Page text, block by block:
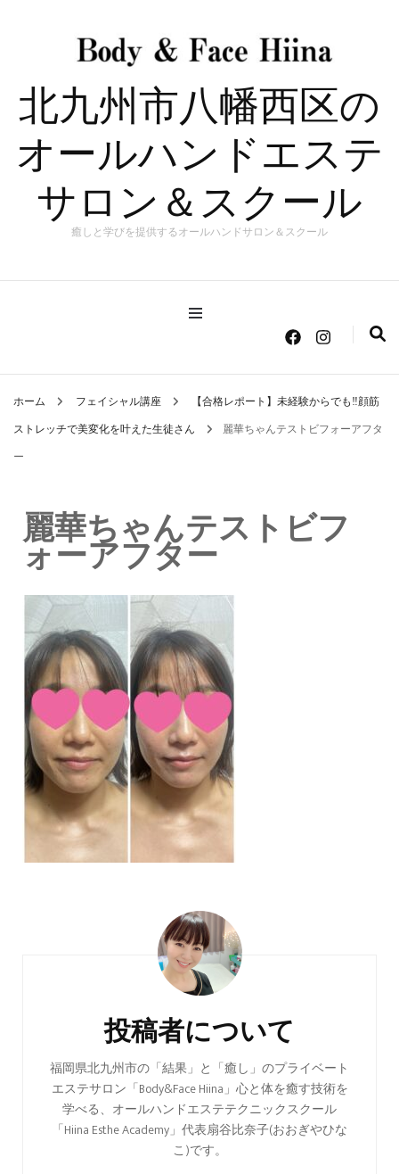
北九州市八幡西区の
オールハンドエステ
サロン＆スクール
癒しと学びを提供するオールハンドサロン＆スクール
ホーム フェイシャル講座
【合格レポート】未経験からでも‼顔筋
ストレッチで美変化を叶えた生徒さん
麗華ちゃんテストビフォーアフタ
ー
麗華ちゃんテストビフ
ォーアフター
投稿者について
福岡県北九州市の「結果」と「癒し」のプライベート
エステサロン「Body&Face Hiina」心と体を癒す技術を
学べる、オールハンドエステテクニックスクール
「Hiina Esthe Academy」代表扇谷比奈子(おおぎやひな
こ)です。